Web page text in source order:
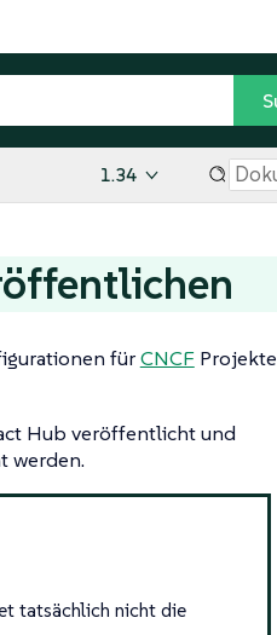
1.34
fürCNCFProjekte
Hub veröffentlicht und
werden.
tatsächlich nicht die